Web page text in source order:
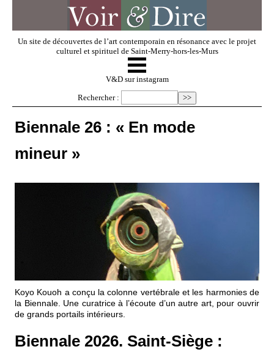
Un site de découvertes de l’art contemporain en résonance avec le projet
culturel et spirituel de Saint-Merry-hors-les-Murs
V & D
Regarder
Dossiers
Événements
☰
V&D sur instagram
Rechercher :
Biennale 26 : « En mode
mineur »
Koyo Kouoh a conçu la colonne vertébrale et les harmonies de
la Biennale. Une curatrice à l’écoute d’un autre art, pour ouvrir
de grands portails intérieurs.
Biennale 2026. Saint-Siège :